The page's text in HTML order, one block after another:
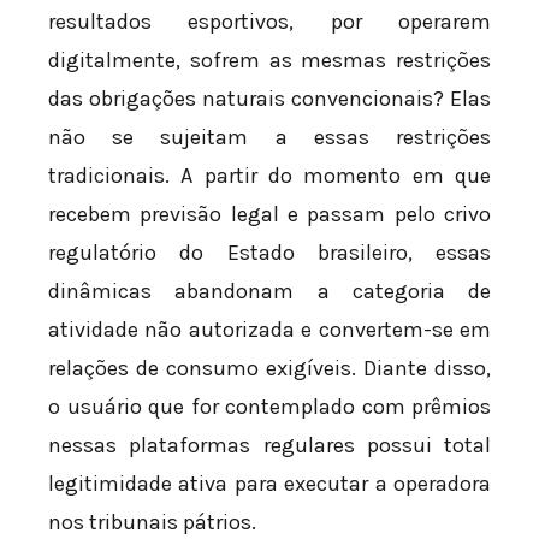
resultados esportivos, por operarem
digitalmente, sofrem as mesmas restrições
das obrigações naturais convencionais? Elas
não se sujeitam a essas restrições
tradicionais. A partir do momento em que
recebem previsão legal e passam pelo crivo
regulatório do Estado brasileiro, essas
dinâmicas abandonam a categoria de
atividade não autorizada e convertem-se em
relações de consumo exigíveis. Diante disso,
o usuário que for contemplado com prêmios
nessas plataformas regulares possui total
legitimidade ativa para executar a operadora
nos tribunais pátrios.